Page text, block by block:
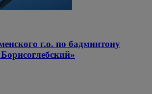
г.о. по бадминтону